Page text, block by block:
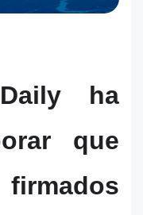
ha
que